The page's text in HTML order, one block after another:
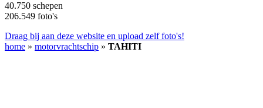
40.750 schepen
206.549 foto's
Draag bij aan deze website en upload zelf foto's!
home » motorvrachtschip » TAHITI